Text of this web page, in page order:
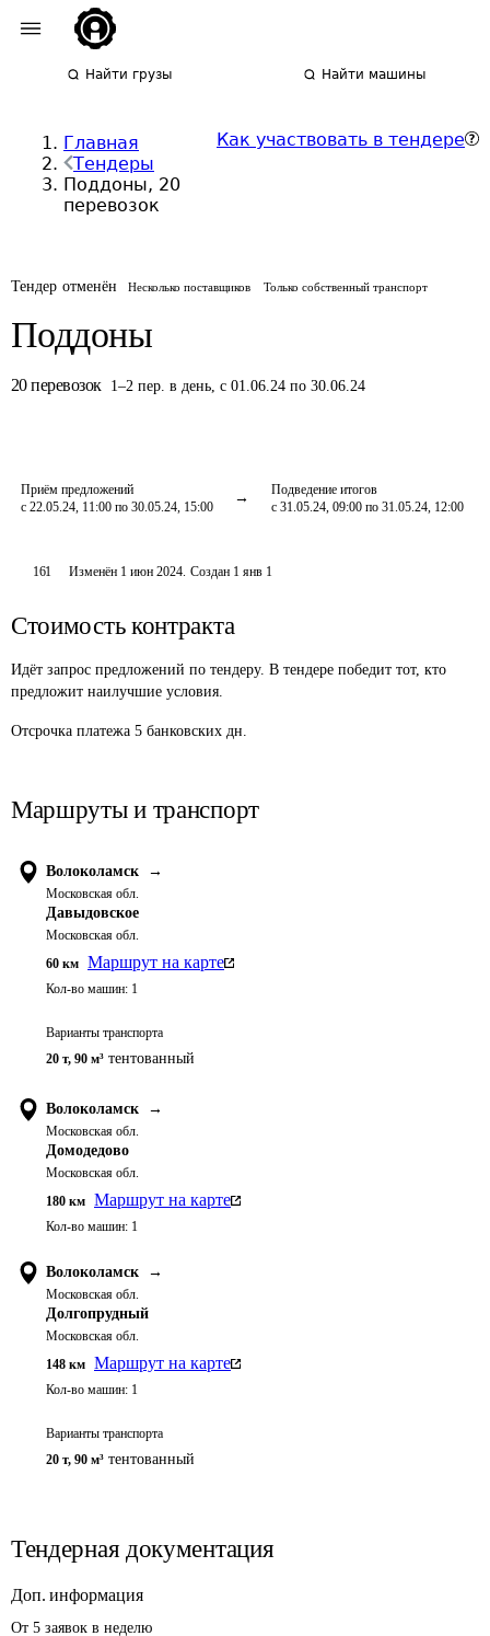
Найти грузы Найти машины
Главная
Тендеры
Поддоны, 20
перевозок
Как участвовать в тендере
Тендер отменён Несколько поставщиков Только собственный транспорт
Поддоны
20 перевозок 1–2 пер. в день, с 01.06.24 по 30.06.24
Приём предложений
с 22.05.24, 11:00 по 30.05.24, 15:00
Подведение итогов
с 31.05.24, 09:00 по 31.05.24, 12:00
161 Изменён 1 июн 2024. Создан 1 янв 1
Стоимость контракта
Идёт запрос предложений по тендеру. В тендере победит тот, кто
предложит наилучшие условия.
Отсрочка платежа 5 банковских дн.
Маршруты и транспорт
Волоколамск →
Московская обл.
Давыдовское
Московская обл.
60 км Маршрут на карте
Кол-во машин: 1
Варианты транспорта
20 т, 90 м³ тентованный
Волоколамск →
Московская обл.
Домодедово
Московская обл.
180 км Маршрут на карте
Кол-во машин: 1
Волоколамск →
Московская обл.
Долгопрудный
Московская обл.
148 км Маршрут на карте
Кол-во машин: 1
Варианты транспорта
20 т, 90 м³ тентованный
Тендерная документация
Доп. информация
От 5 заявок в неделю